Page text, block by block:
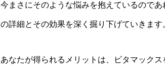
今まさにそのような悩みを抱えているので
の詳細とその効果を深く掘り下げていきます
あなたが得られるメリットは、ビタマック